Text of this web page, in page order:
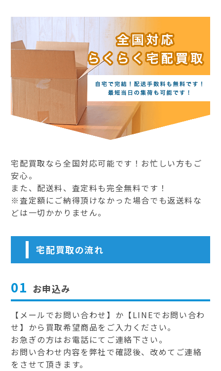
宅配買取なら全国対応可能です！お忙しい方もご
安心。
また、配送料、査定料も完全無料です！
※査定額にご納得頂けなかった場合でも返送料な
どは一切かかりません。
宅配買取の流れ
01 お申込み
【メールでお問い合わせ】か【LINEでお問い合わ
せ】から買取希望商品をご入力ください。
お急ぎの方はお電話にてご連絡下さい。
お問い合わせ内容を弊社で確認後、改めてご連絡
をさせて頂きます。